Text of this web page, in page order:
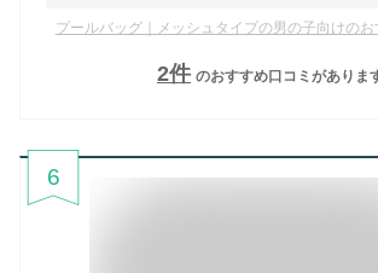
プールバッグ｜メッシュタイプの男の子向けのお
2件 のおすすめ口コミがありま
6